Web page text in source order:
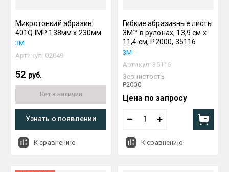
Микротонкий абразив
401Q IMP 138мм х 230мм
3М
Артикул: 02049
52 руб.
Нет в наличии
Узнать о появлении
К сравнению
Гибкие абразивные листы
3M™ в рулонах, 13,9 см х
11,4 см, P2000, 35116
3М
Артикул: 35116
Зернистость
P2000
Цена по запросу
К сравнению